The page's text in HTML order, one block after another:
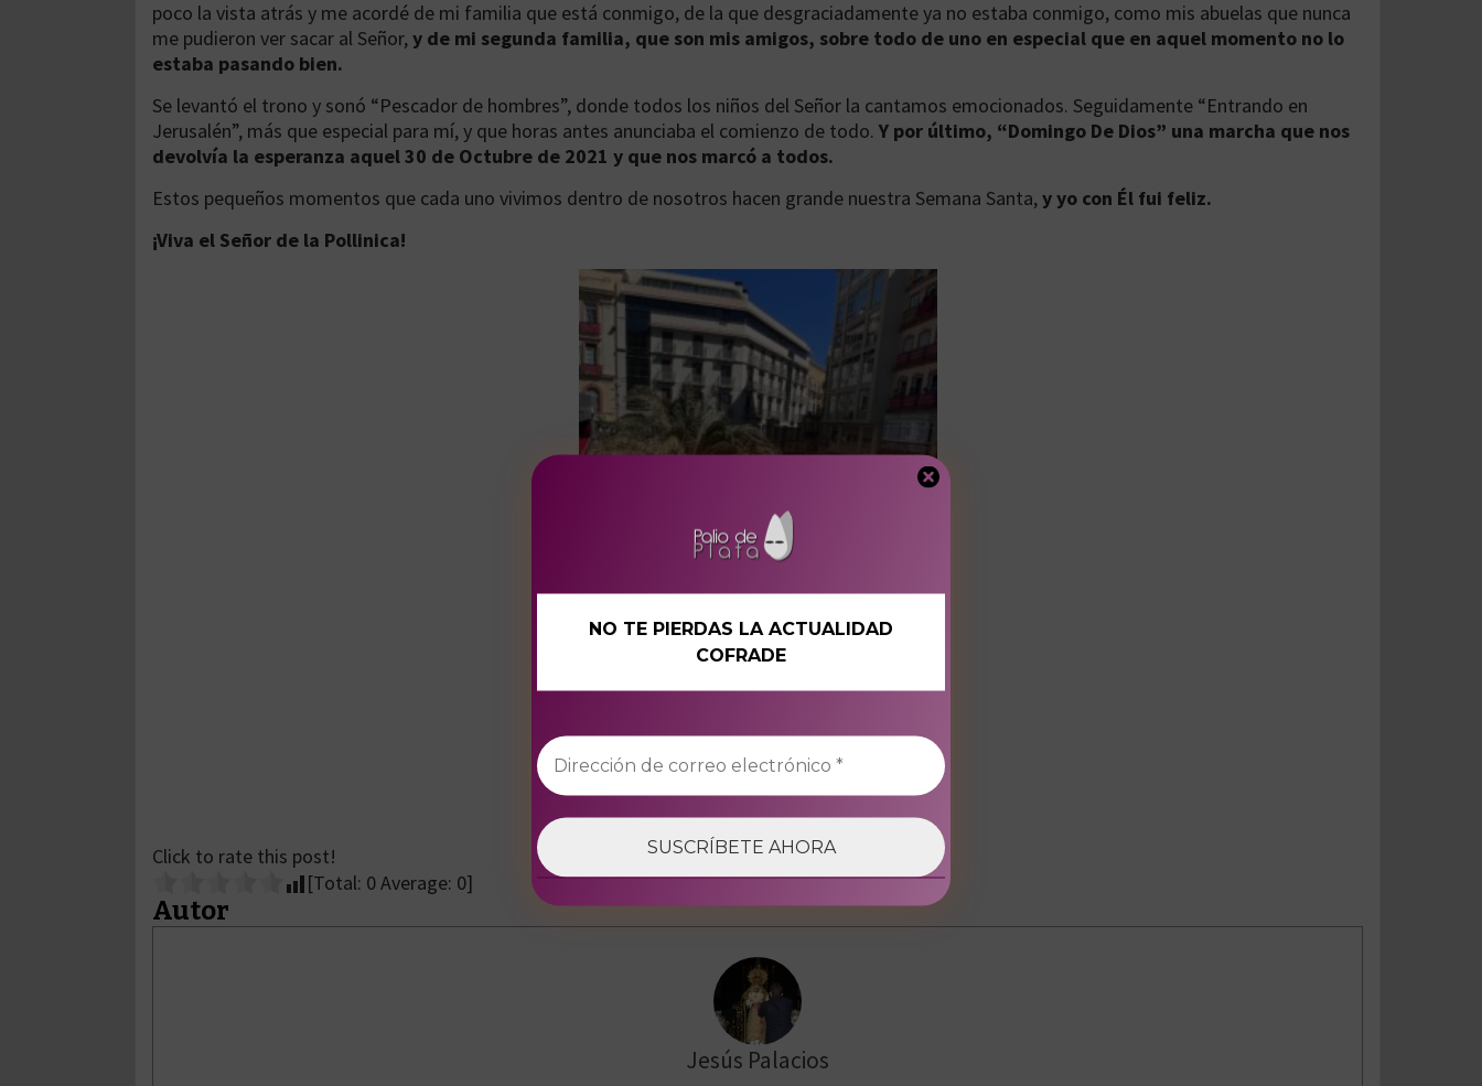
poco la vista atrás y me acordé de mi familia que está conmigo, de la que desgraciadamente ya no estaba conmigo, como mis abuelas que nunca
me pudieron ver sacar al Señor,y de mi segunda familia, que son mis amigos, sobre todo de uno en especial que en aquel momento no lo
estaba pasando bien.
Se levantó el trono y sonó “Pescador de hombres”, donde todos los niños del Señor la cantamos emocionados. Seguidamente “Entrando en
Jerusalén”, más que especial para mí, y que horas antes anunciaba el comienzo de todo. Y por último, “Domingo De Dios” una marcha que nos
devolvía la esperanza aquel 30 de Octubre de 2021 y que nos marcó a todos.
Estos pequeños momentos que cada uno vivimos dentro de nosotros hacen grande nuestra Semana Santa,y yo con Él fui feliz.
¡Viva el Señor de la Pollinica!
Nuestro Padre Jesús a su Entrada en
Jerusalén.
Click to rate this post!
[Total: 0Average: 0]
Autor
Jesús Palacios
NO TE PIERDAS LA ACTUALIDAD
COFRADE